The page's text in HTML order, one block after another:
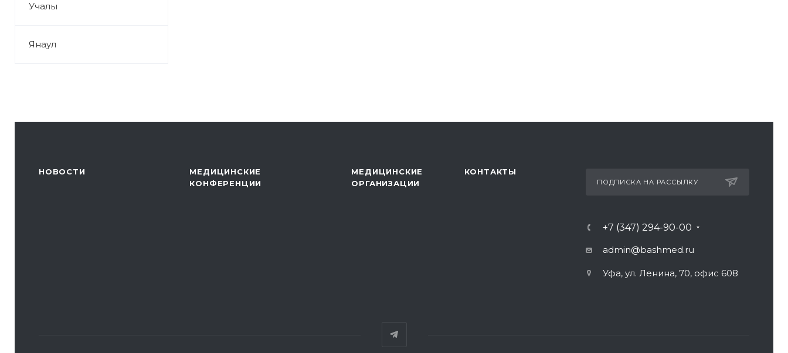
Учалы
Янаул
НОВОСТИ
МЕДИЦИНСКИЕ
КОНФЕРЕНЦИИ
МЕДИЦИНСКИЕ
ОРГАНИЗАЦИИ
КОНТАКТЫ
ПОДПИСКА НА РАССЫЛКУ
+7 (347) 294-90-00
admin@bashmed.ru
Уфа, ул. Ленина, 70, офис 608